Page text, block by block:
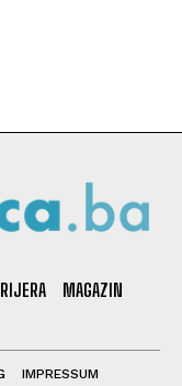
MAGAZIN
IMPRESSUM